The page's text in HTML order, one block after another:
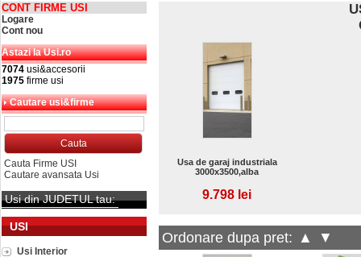
CONT FIRME USI
Logare
Cont nou
Astazi la Usi.ro
7074 usi&accesorii
1975 firme usi
Cautare usi&firme
Cauta Firme USI
Cautare avansata Usi
Usi din JUDETUL tau:
USI
Usi Interior
Usa de garaj industriala
3000x3500,alba
9.798 lei
Ordonare dupa pret: ▲ ▼